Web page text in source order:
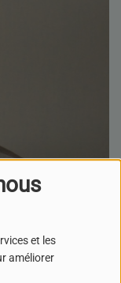
et les
améliorer